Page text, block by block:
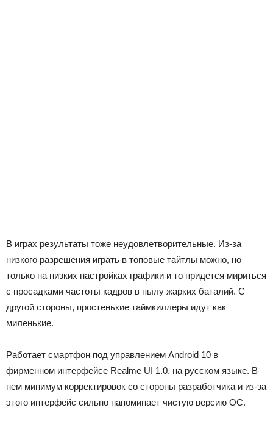
В играх результаты тоже неудовлетворительные. Из-за
низкого разрешения играть в топовые тайтлы можно, но
только на низких настройках графики и то придется мириться
с просадками частоты кадров в пылу жарких баталий. С
другой стороны, простенькие таймкиллеры идут как
миленькие.
Работает смартфон под управлением Android 10 в
фирменном интерфейсе Realme UI 1.0. на русском языке. В
нем минимум корректировок со стороны разработчика и из-за
этого интерфейс сильно напоминает чистую версию ОС.